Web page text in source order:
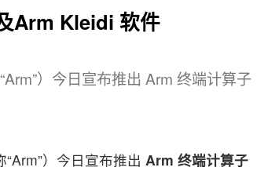
Arm Kleidi 软件
）今日宣布推出 Arm 终端计算子
）今日宣布推出 Arm 终端计算子